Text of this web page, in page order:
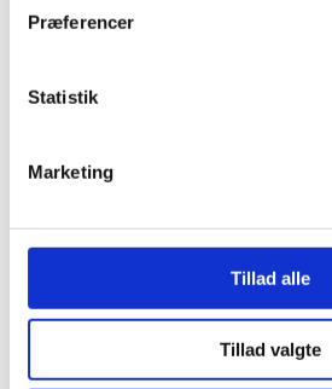
Præferencer
Statistik
Marketing
Tillad alle
Tillad valgte
Her er alle vinderne fra
Rainbow Awards